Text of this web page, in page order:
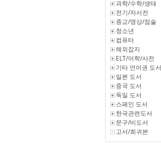
과학/수학/생태
전기/자서전
종교/명상/점술
청소년
컴퓨터
해외잡지
ELT/어학/사전
기타 언어권 도서
일본 도서
중국 도서
독일 도서
스페인 도서
한국관련도서
문구/비도서
고서/희귀본